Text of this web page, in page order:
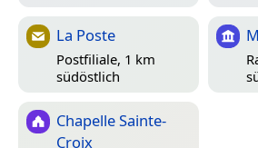
La Poste
Postfiliale, 1 km
südöstlich
Chapelle Sainte-
Croix